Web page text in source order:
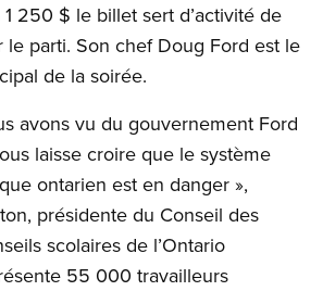
250 $ le billet sert d’activité de
parti. Son chef Doug Ford est le
de la soirée.
avons vu du gouvernement Ford
laisse croire que le système
ontarien est en danger »,
présidente du Conseil des
scolaires de l’Ontario
55 000 travailleurs